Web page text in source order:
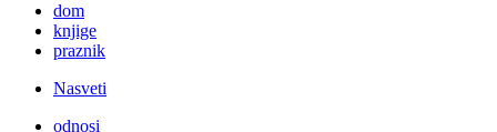
dom
knjige
praznik
Nasveti
odnosi